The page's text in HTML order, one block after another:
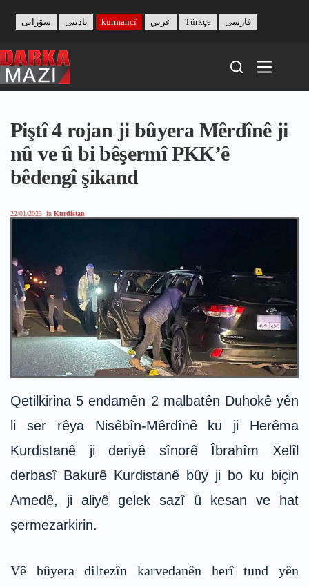
content
بادینی سۆرانی kurmancî عربي Türkçe فارسی
Piştî 4 rojan ji bûyera Mêrdînê ji
nû ve û bi bêşermî PKK’ê
bêdengî şikand
22/01/2023 in Kurdistan
Qetilkirina 5 endamên 2 malbatên Duhokê yên
li ser rêya Nisêbîn-Mêrdînê ku ji Herêma
Kurdistanê ji deriyê sînorê Îbrahîm Xelîl
derbasî Bakurê Kurdistanê bûy ji bo ku biçin
Amedê, ji aliyê gelek sazî û kesan ve hat
şermezarkirin.
Vê bûyera diltezîn karvedanên herî tund yên